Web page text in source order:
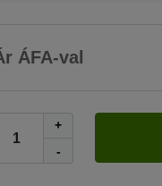
ÁFA-val
+
-